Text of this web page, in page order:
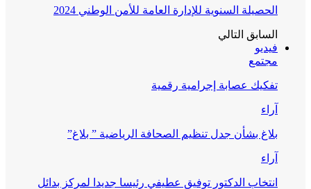
الحصيلة السنوية للإدارة العامة للأمن الوطني 2024
السابق التالي
فيديو
مجتمع
تفكيك عصابة إجرامية رقمية
آراء
بلاغ بشأن جدل تنظيم الصحافة الرياضية ” بلاغ”
آراء
انتخاب الدكتور توفيق عطيفي رئيسا جديدا لمركز بدائل